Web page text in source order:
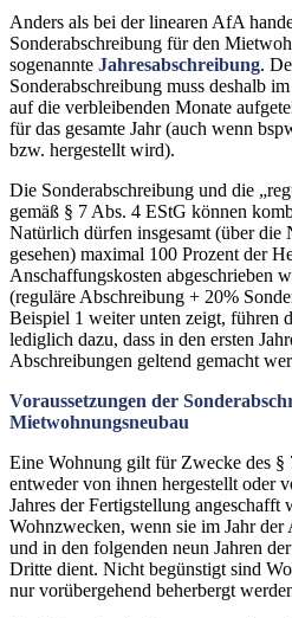
Anders als bei der linearen AfA
Sonderabschreibung für den
sogenannte Jahresabschreibung.
Sonderabschreibung muss deshalb
auf die verbleibenden Monate
für das gesamte Jahr (auch wenn
bzw. hergestellt wird).
Die Sonderabschreibung und die
gemäß § 7 Abs. 4 EStG können
Natürlich dürfen insgesamt (über die
gesehen) maximal 100 Prozent der
Anschaffungskosten abgeschrieben
(reguläre Abschreibung + 20%
Beispiel 1 weiter unten zeigt, führen
lediglich dazu, dass in den ersten
Abschreibungen geltend gemacht
Voraussetzungen der
Mietwohnungsneubau
Eine Wohnung gilt für Zwecke des §
entweder von ihnen hergestellt oder
Jahres der Fertigstellung
Wohnzwecken, wenn sie im Jahr
und in den folgenden neun Jahren
Dritte dient. Nicht begünstigt sind
nur vorübergehend beherbergt